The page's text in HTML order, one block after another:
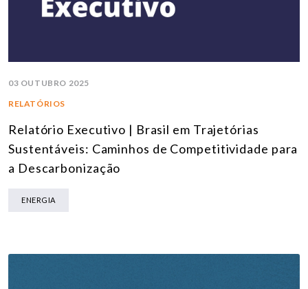
03 OUTUBRO 2025
RELATÓRIOS
Relatório Executivo | Brasil em Trajetórias
Sustentáveis: Caminhos de Competitividade para
a Descarbonização
ENERGIA